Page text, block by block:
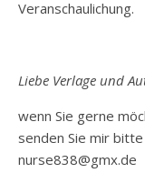
Veranschaulichung.
Liebe Verlage und
wenn Sie gerne
senden Sie mir
nurse838@gmx.de